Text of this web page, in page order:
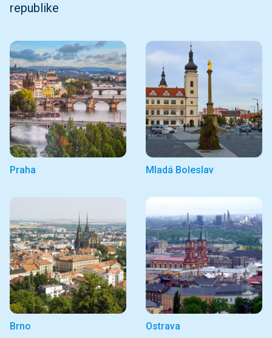
republike
Praha Mladá Boleslav
Brno Ostrava